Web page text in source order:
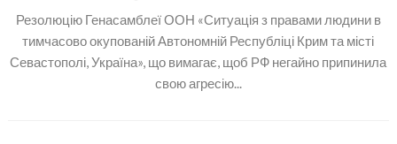
Резолюцію Генасамблеї ООН «Ситуація з правами людини в
тимчасово окупованій Автономній Республіці Крим та місті
Севастополі, Україна», що вимагає, щоб РФ негайно припинила
свою агресію...